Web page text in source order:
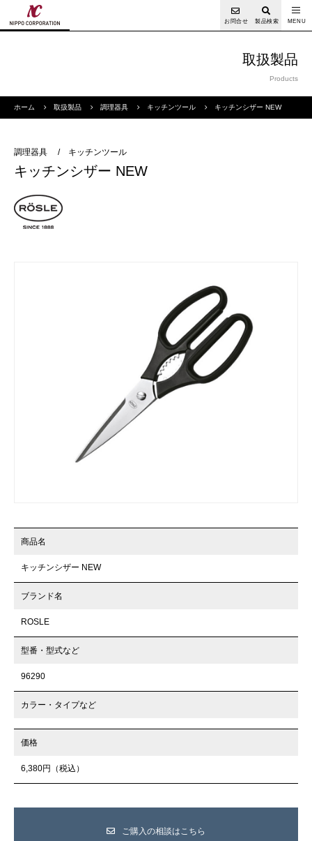
お問合せ 製品検索
取扱製品
Products
ホーム 取扱製品 調理器具 キッチンツール キッチンシザー NEW
調理器具 / キッチンツール
キッチンシザー NEW
商品名
キッチンシザー NEW
ブランド名
ROSLE
型番・型式など
96290
カラー・タイプなど
価格
6,380円（税込）
ご購入の相談はこちら